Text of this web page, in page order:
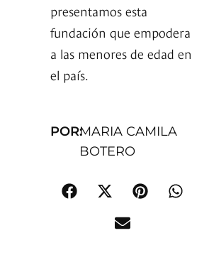
presentamos esta
fundación que empodera
a las menores de edad en
el país.
POR:MARIA CAMILA
BOTERO